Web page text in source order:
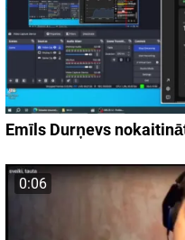
Emīls Durņevs
0:06